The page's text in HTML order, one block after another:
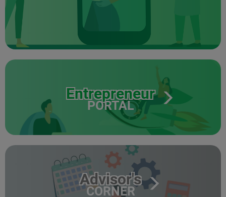
Entrepreneur
PORTAL
Advisor's
CORNER